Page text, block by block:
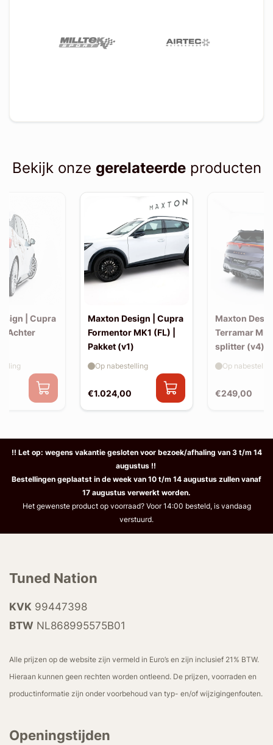
Bekijk onze gerelateerdeproducten
| Cupra
| Achter
Maxton Design | Cupra
Formentor MK1 (FL) |
Pakket (v1)
€1.024,00
Op nabestelling
Maxton
Terramar
splitter (v4)
€249,00
Op
!! Let op: wegens vakantie gesloten voor bezoek/afhaling van 3 t/m 14
augustus !!
Bestellingen geplaatst in de week van 10 t/m 14 augustus zullen vanaf
17 augustus verwerkt worden.
Het gewenste product op voorraad? Voor 14:00 besteld, is vandaag
verstuurd.
Tuned Nation
KVK 99447398
BTW NL868995575B01
Alle prijzen op de website zijn vermeld in Euro’s en zijn inclusief 21% BTW.
Hieraan kunnen geen rechten worden ontleend. De prijzen, voorraden en
productinformatie zijn onder voorbehoud van typ- en/of wijzigingenfouten.
Openingstijden